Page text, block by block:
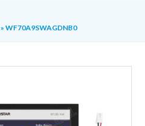
»WF70A9SWAGDNB0